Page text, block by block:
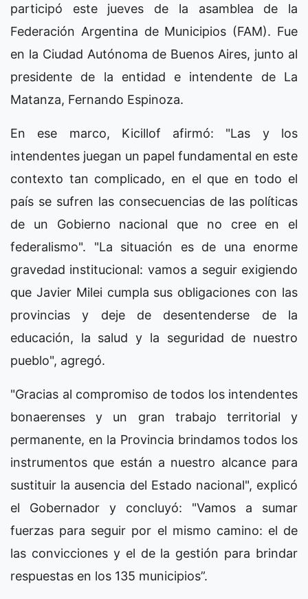
participó este jueves de la asamblea de la
Federación Argentina de Municipios (FAM). Fue
en la Ciudad Autónoma de Buenos Aires, junto al
presidente de la entidad e intendente de La
Matanza, Fernando Espinoza.
En ese marco, Kicillof afirmó: "Las y los
intendentes juegan un papel fundamental en este
contexto tan complicado, en el que en todo el
país se sufren las consecuencias de las políticas
de un Gobierno nacional que no cree en el
federalismo". "La situación es de una enorme
gravedad institucional: vamos a seguir exigiendo
que Javier Milei cumpla sus obligaciones con las
provincias y deje de desentenderse de la
educación, la salud y la seguridad de nuestro
pueblo", agregó.
"Gracias al compromiso de todos los intendentes
bonaerenses y un gran trabajo territorial y
permanente, en la Provincia brindamos todos los
instrumentos que están a nuestro alcance para
sustituir la ausencia del Estado nacional", explicó
el Gobernador y concluyó: "Vamos a sumar
fuerzas para seguir por el mismo camino: el de
las convicciones y el de la gestión para brindar
respuestas en los 135 municipios”.